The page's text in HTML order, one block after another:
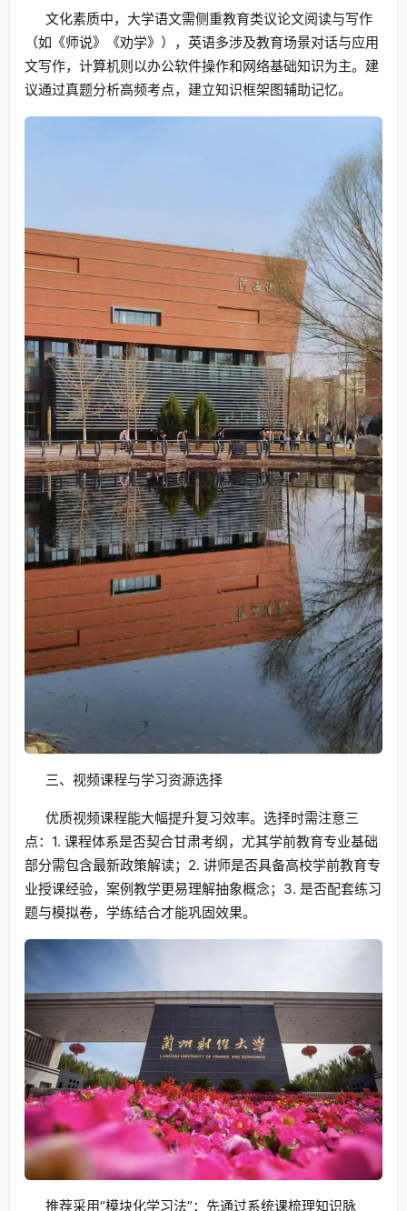
文化素质中，大学语文需侧重教育类议论文阅读与写作
（如《师说》《劝学》），英语多涉及教育场景对话与应用
文写作，计算机则以办公软件操作和网络基础知识为主。建
议通过真题分析高频考点，建立知识框架图辅助记忆。
三、视频课程与学习资源选择
优质视频课程能大幅提升复习效率。选择时需注意三
点：1. 课程体系是否契合甘肃考纲，尤其学前教育专业基础
部分需包含最新政策解读；2. 讲师是否具备高校学前教育专
业授课经验，案例教学更易理解抽象概念；3. 是否配套练习
题与模拟卷，学练结合才能巩固效果。
推荐采用“模块化学习法”：先通过系统课梳理知识脉